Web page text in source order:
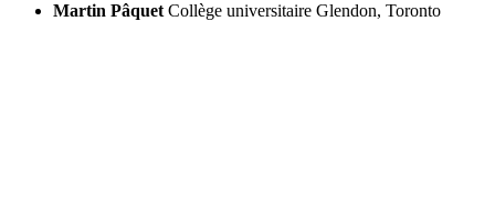
Martin Pâquet Collège universitaire Glendon, Toronto